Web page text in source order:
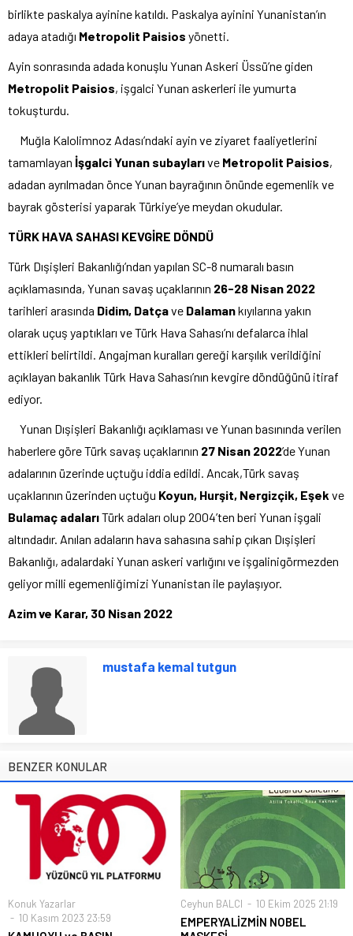
birlikte paskalya ayinine katıldı. Paskalya ayinini Yunanistan’ın
adaya atadığı Metropolit Paisios yönetti.
Ayin sonrasında adada konuşlu Yunan Askeri Üssü’ne giden
Metropolit Paisios, işgalci Yunan askerleri ile yumurta
tokuşturdu.
Muğla Kalolimnoz Adası’ndaki ayin ve ziyaret faaliyetlerini
tamamlayan İşgalci Yunan subaylarıve Metropolit Paisios,
adadan ayrılmadan önce Yunan bayrağının önünde egemenlik ve
bayrak gösterisi yaparak Türkiye’ye meydan okudular.
TÜRK HAVA SAHASI KEVGİRE DÖNDÜ
Türk Dışişleri Bakanlığı’ndan yapılan SC-8 numaralı basın
açıklamasında, Yunan savaş uçaklarının 26-28 Nisan 2022
tarihleri arasında Didim, Datçave Dalamankıyılarına yakın
olarak uçuş yaptıkları ve Türk Hava Sahası’nı defalarca ihlal
ettikleri belirtildi. Angajman kuralları gereği karşılık verildiğini
açıklayan bakanlık Türk Hava Sahası’nın kevgire döndüğünü itiraf
ediyor.
Yunan Dışişleri Bakanlığı açıklaması ve Yunan basınında verilen
haberlere göre Türk savaş uçaklarının 27 Nisan 2022’de Yunan
adalarının üzerinde uçtuğu iddia edildi. Ancak,Türk savaş
uçaklarının üzerinden uçtuğu Koyun, Hurşit, Nergizçik, Eşek ve
Bulamaç adalarıTürk adaları olup 2004’ten beri Yunan işgali
altındadır. Anılan adaların hava sahasına sahip çıkan Dışişleri
Bakanlığı, adalardaki Yunan askeri varlığını ve işgalinigörmezden
geliyor milli egemenliğimizi Yunanistan ile paylaşıyor.
Azim ve Karar, 30 Nisan 2022
mustafa kemal tutgun
BENZER KONULAR
Konuk Yazarlar
10 Kasım 2023 23:59
Ceyhun BALCI 10 Ekim 2025 21:19
EMPERYALİZMİN NOBEL